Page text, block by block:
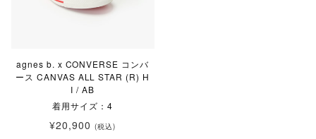
agnes b. x CONVERSE コンバ
ース CANVAS ALL STAR (R) H
I / AB
着用サイズ：4
¥20,900 (税込)